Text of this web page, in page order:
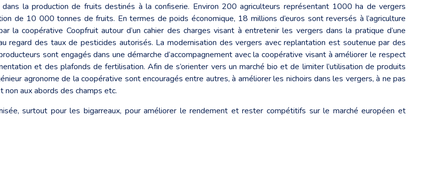
dans la production de fruits destinés à la confiserie. Environ 200 agriculteurs représentant 1000 ha de vergers
de 10 000 tonnes de fruits. En termes de poids économique, 18 millions d’euros sont reversés à l’agriculture
la coopérative Coopfruit autour d’un cahier des charges visant à entretenir les vergers dans la pratique d’une
regard des taux de pesticides autorisés. La modernisation des vergers avec replantation est soutenue par des
sont engagés dans une démarche d’accompagnement avec la coopérative visant à améliorer le respect
et des plafonds de fertilisation. Afin de s’orienter vers un marché bio et de limiter l’utilisation de produits
agronome de la coopérative sont encouragés entre autres, à améliorer les nichoirs dans les vergers, à ne pas
non aux abords des champs etc.
surtout pour les bigarreaux, pour améliorer le rendement et rester compétitifs sur le marché européen et